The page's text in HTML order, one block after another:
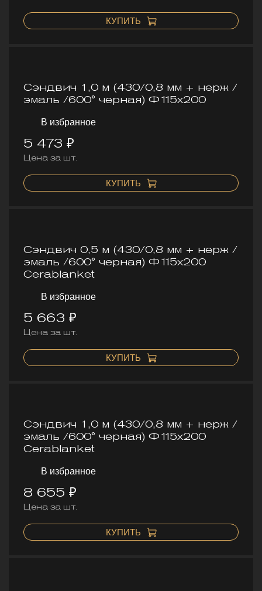
КУПИТЬ
Сэндвич 1,0 м (430/0,8 мм + нерж /
эмаль /600° черная) Ф115х200
В избранное
5 473 ₽
Цена за шт.
КУПИТЬ
Сэндвич 0,5 м (430/0,8 мм + нерж /
эмаль /600° черная) Ф115х200
Cerablanket
В избранное
5 663 ₽
Цена за шт.
КУПИТЬ
Сэндвич 1,0 м (430/0,8 мм + нерж /
эмаль /600° черная) Ф115х200
Cerablanket
В избранное
8 655 ₽
Цена за шт.
КУПИТЬ